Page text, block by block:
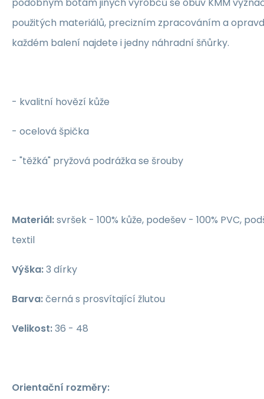
použitých materiálů, precizním zpracováním a
každém balení najdete i jedny náhradní šňůrky.
- kvalitní hovězí kůže
- ocelová špička
- "těžká" pryžová podrážka se šrouby
Materiál:svršek - 100% kůže, podešev - 100% PVC,
textil
Výška:3 dírky
Barva:černá s prosvítající žlutou
Velikost:36 - 48
Orientační rozměry: